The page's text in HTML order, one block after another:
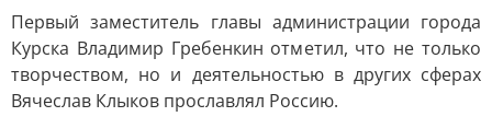
Первый заместитель главы администрации города
Курска Владимир Гребенкин отметил, что не только
творчеством, но и деятельностью в других сферах
Вячеслав Клыков прославлял Россию.